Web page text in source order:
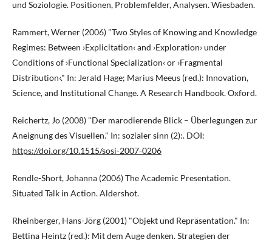
und Soziologie. Positionen, Problemfelder, Analysen. Wiesbaden.
Rammert, Werner (2006) "Two Styles of Knowing and Knowledge
Regimes: Between ›Explicitation‹ and ›Exploration› under
Conditions of ›Functional Specialization‹ or ›Fragmental
Distribution‹." In: Jerald Hage; Marius Meeus (red.): Innovation,
Science, and Institutional Change. A Research Handbook. Oxford.
Reichertz, Jo (2008) "Der marodierende Blick – Überlegungen zur
Aneignung des Visuellen." In: sozialer sinn (2):. DOI:
https://doi.org/10.1515/sosi-2007-0206
Rendle-Short, Johanna (2006) The Academic Presentation.
Situated Talk in Action. Aldershot.
Rheinberger, Hans-Jörg (2001) "Objekt und Repräsentation." In:
Bettina Heintz (red.): Mit dem Auge denken. Strategien der